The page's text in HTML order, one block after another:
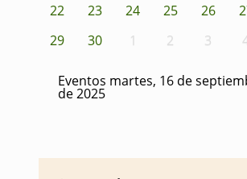
22
23 24 25 26
29
30 1 2 3
Eventos martes, 16 de
de 2025